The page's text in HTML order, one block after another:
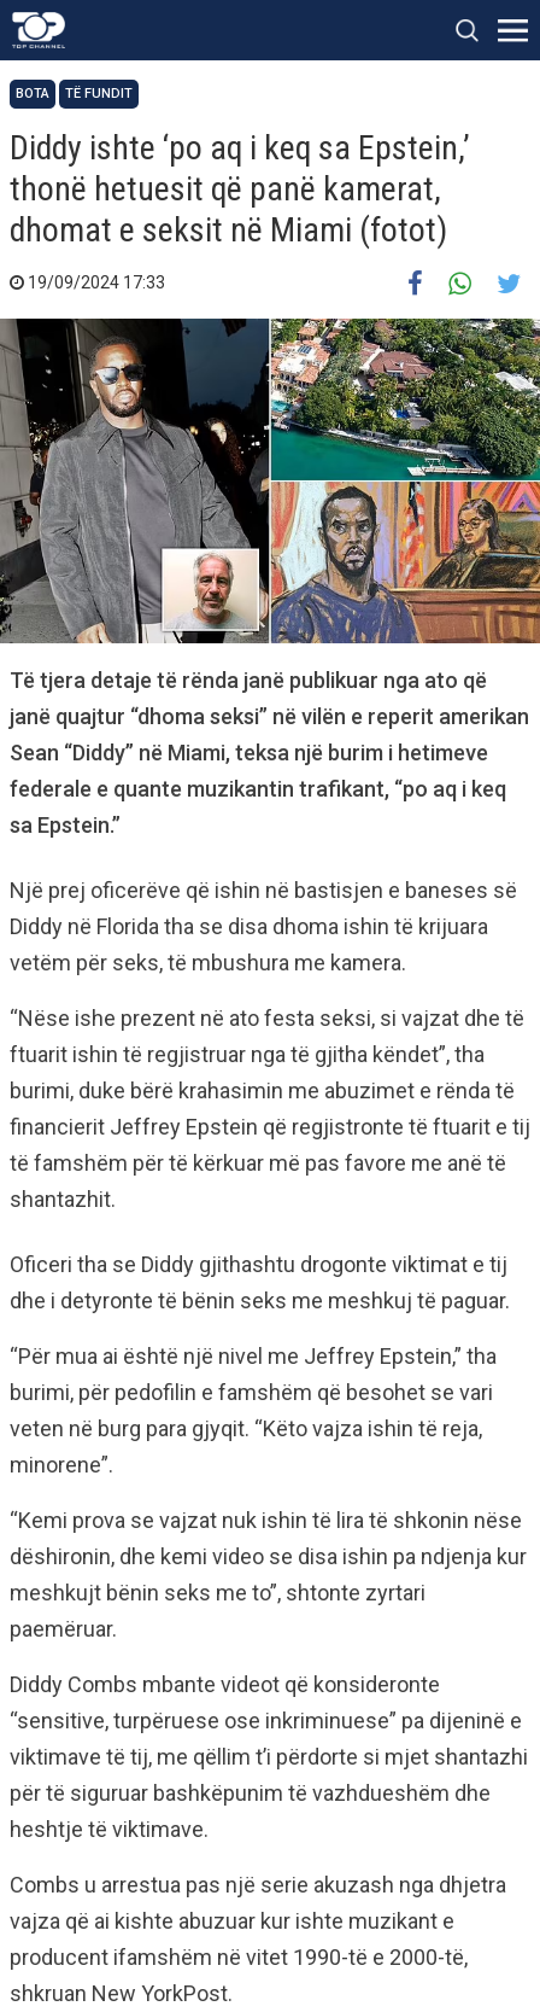
BOTA TË FUNDIT
Diddy ishte ‘po aq i keq sa Epstein,’
thonë hetuesit që panë kamerat,
dhomat e seksit në Miami (fotot)
19/09/2024 17:33
Të tjera detaje të rënda janë publikuar nga ato që
janë quajtur “dhoma seksi” në vilën e reperit amerikan
Sean “Diddy” në Miami, teksa një burim i hetimeve
federale e quante muzikantin trafikant, “po aq i keq
sa Epstein.”
Një prej oficerëve që ishin në bastisjen e baneses së
Diddy në Florida tha se disa dhoma ishin të krijuara
vetëm për seks, të mbushura me kamera.
“Nëse ishe prezent në ato festa seksi, si vajzat dhe të
ftuarit ishin të regjistruar nga të gjitha këndet”, tha
burimi, duke bërë krahasimin me abuzimet e rënda të
financierit Jeffrey Epstein që regjistronte të ftuarit e tij
të famshëm për të kërkuar më pas favore me anë të
shantazhit.
Oficeri tha se Diddy gjithashtu drogonte viktimat e tij
dhe i detyronte të bënin seks me meshkuj të paguar.
“Për mua ai është një nivel me Jeffrey Epstein,” tha
burimi, për pedofilin e famshëm që besohet se vari
veten në burg para gjyqit. “Këto vajza ishin të reja,
minorene”.
“Kemi prova se vajzat nuk ishin të lira të shkonin nëse
dëshironin, dhe kemi video se disa ishin pa ndjenja kur
meshkujt bënin seks me to”, shtonte zyrtari
paemëruar.
Diddy Combs mbante videot që konsideronte
“sensitive, turpëruese ose inkriminuese” pa dijeninë e
viktimave të tij, me qëllim t’i përdorte si mjet shantazhi
për të siguruar bashkëpunim të vazhdueshëm dhe
heshtje të viktimave.
Combs u arrestua pas një serie akuzash nga dhjetra
vajza që ai kishte abuzuar kur ishte muzikant e
producent ifamshëm në vitet 1990-të e 2000-të,
shkruan New YorkPost.